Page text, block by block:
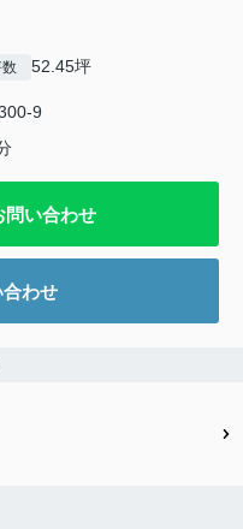
52.45坪
9
問い合わせ
わせ